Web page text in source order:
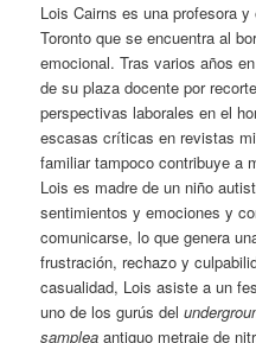
Lois Cairns es una profesora
Toronto que se encuentra al
emocional. Tras varios años
de su plaza docente por
perspectivas laborales en el
escasas críticas en revistas
familiar tampoco contribuye a
Lois es madre de un niño
sentimientos y emociones y
comunicarse, lo que genera
frustración, rechazo y
casualidad, Lois asiste a un
uno de los gurús del
samplea antiguo metraje de